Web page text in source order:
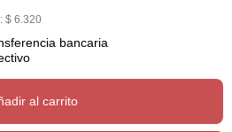
$ 6.320
bancaria
al carrito